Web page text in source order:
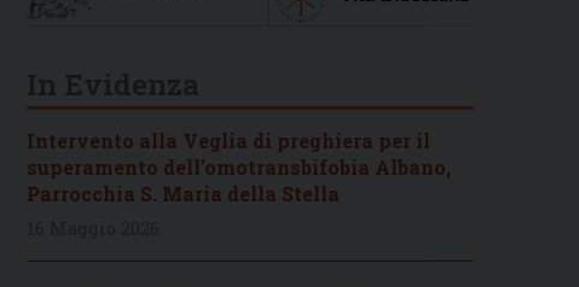
Intervento alla Veglia di preghiera per il
superamento dell’omotransbifobia Albano,
Parrocchia S. Maria della Stella